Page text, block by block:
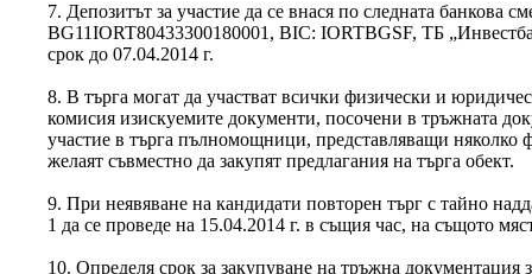
7. Депозитът за участие да се внася по следната банкова
BG11IORT80433300180001, BIC: IORTBGSF, ТБ
срок до 07.04.2014 г.
8. В търга могат да участват всички физически и
комисия изискуемите документи, посочени в тръжната
участие в търга пълномощници, представляващи няколко
желаят съвместно да закупят предлагания на търга обект.
9. При неявяване на кандидати повторен търг с тайно
1 да се проведе на 15.04.2014 г. в същия час, на същото
10. Определя срок за закупуване на тръжна документация